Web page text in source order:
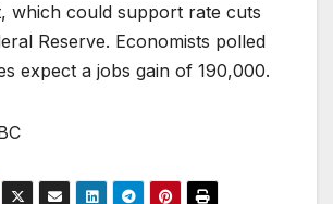
which could support rate cuts
Reserve. Economists polled
expect a jobs gain of 190,000.